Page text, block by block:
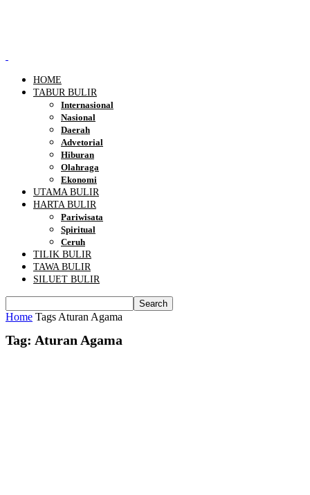
HOME
TABUR BULIR
Internasional
Nasional
Daerah
Advetorial
Hiburan
Olahraga
Ekonomi
UTAMA BULIR
HARTA BULIR
Pariwisata
Spiritual
Ceruh
TILIK BULIR
TAWA BULIR
SILUET BULIR
Home Tags Aturan Agama
Tag: Aturan Agama